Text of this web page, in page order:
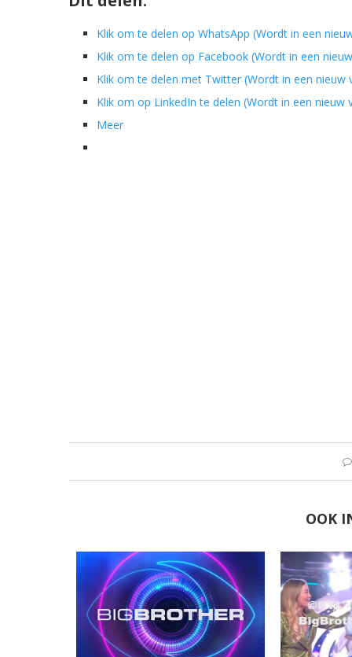
Klik om te delen op WhatsApp (Wordt in een
Klik om te delen op Facebook (Wordt in een
Klik om te delen met Twitter (Wordt in een nieuw
Klik om op LinkedIn te delen (Wordt in een nieuw
Meer
OOK